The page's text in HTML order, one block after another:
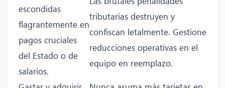
escondidas
flagrantemente en
pagos cruciales
del Estado o de
salarios.
tributarias destruyen y
confiscan letalmente. Gestione
reducciones operativas en el
equipo en reemplazo.